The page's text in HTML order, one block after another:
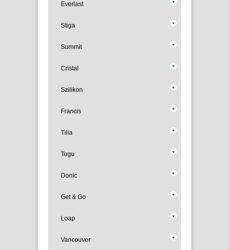
Everlast
Stiga
Summit
Cristal
Szilikon
Francis
Tilia
Togu
Donic
Get & Go
Loap
Vancouver